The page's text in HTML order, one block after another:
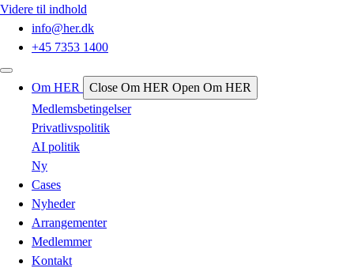
Videre til indhold
info@her.dk
+45 7353 1400
Om HER Close Om HER Open Om HER
Medlemsbetingelser
Privatlivspolitik
AI politik
Ny
Cases
Nyheder
Arrangementer
Medlemmer
Kontakt